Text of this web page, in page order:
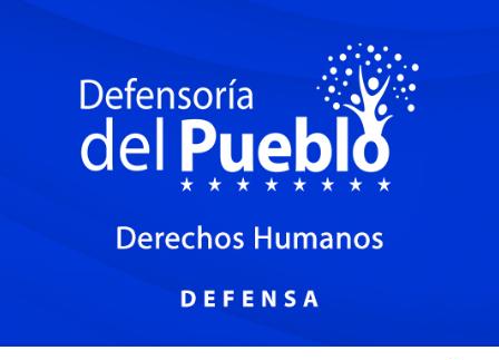
DEFENSORIA DEL PUEBLO
Institución del Poder Ciudadano para la Promoción, Defensa y